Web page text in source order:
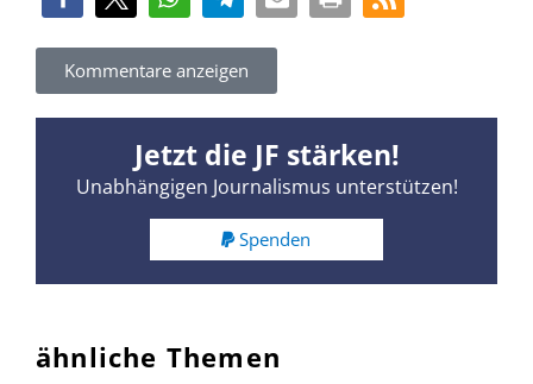
Kommentare anzeigen
Jetzt die JF stärken!
Unabhängigen Journalismus unterstützen!
Spenden
ähnliche Themen